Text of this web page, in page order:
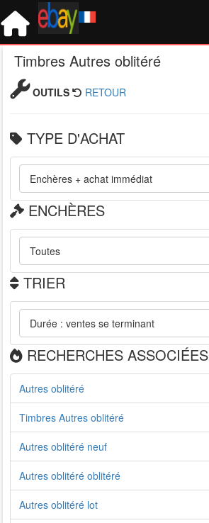
Timbres Autres oblitéré
OUTILS RETOUR
TYPE D'ACHAT
ENCHÈRES
TRIER
RECHERCHES ASSOCIÉES
Autres oblitéré
Timbres Autres oblitéré
Autres oblitéré neuf
Autres oblitéré oblitéré
Autres oblitéré lot